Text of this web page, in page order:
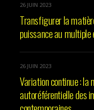
26 JUIN 2023
Transfigurer la
puissance au multiple
26 JUIN 2023
Variation continue : la
autoréférentielle des